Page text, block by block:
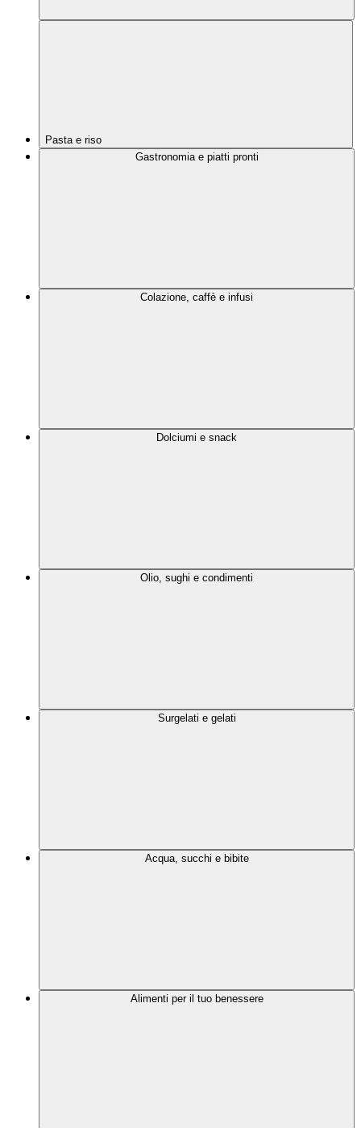
Pasta e riso
Gastronomia e piatti pronti
Colazione, caffè e infusi
Dolciumi e snack
Olio, sughi e condimenti
Surgelati e gelati
Acqua, succhi e bibite
Alimenti per il tuo benessere